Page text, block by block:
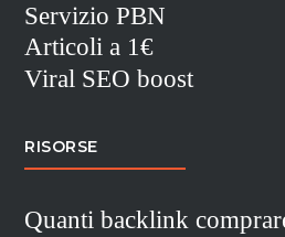
Servizio PBN
Articoli a 1€
Viral SEO boost
RISORSE
Quanti backlink